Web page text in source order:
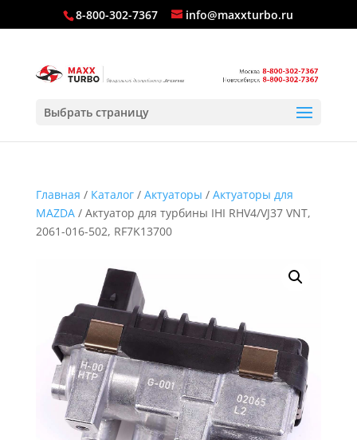
8-800-302-7367 info@maxxturbo.ru
Выбрать страницу
Главная / Каталог/ Актуаторы / Актуаторы для
MAZDA/ Актуатор для турбины IHI RHV4/VJ37 VNT,
2061-016-502, RF7K13700